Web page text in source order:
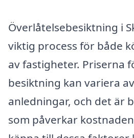
Överlåtelsebesiktning i
viktig process för både
av fastigheter. Priserna
besiktning kan variera
anledningar, och det är
som påverkar